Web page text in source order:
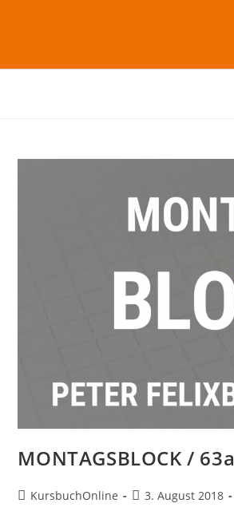
MONTAGSBLOCK / 63a
KursbuchOnline 3. August 2018